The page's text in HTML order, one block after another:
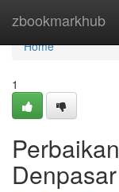
zbookmarkhub
Home
Home
1
Denpasar